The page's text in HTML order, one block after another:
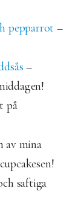
pepparrot –
–
på
av mina
saftiga